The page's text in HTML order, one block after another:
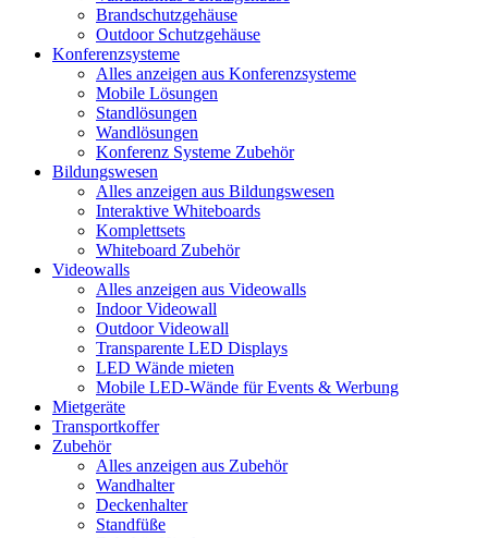
Brandschutzgehäuse
Outdoor Schutzgehäuse
Konferenzsysteme
Alles anzeigen aus Konferenzsysteme
Mobile Lösungen
Standlösungen
Wandlösungen
Konferenz Systeme Zubehör
Bildungswesen
Alles anzeigen aus Bildungswesen
Interaktive Whiteboards
Komplettsets
Whiteboard Zubehör
Videowalls
Alles anzeigen aus Videowalls
Indoor Videowall
Outdoor Videowall
Transparente LED Displays
LED Wände mieten
Mobile LED-Wände für Events & Werbung
Mietgeräte
Transportkoffer
Zubehör
Alles anzeigen aus Zubehör
Wandhalter
Deckenhalter
Standfüße